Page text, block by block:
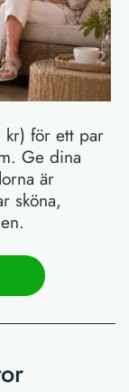
för ett par
Ge dina
är
sköna,